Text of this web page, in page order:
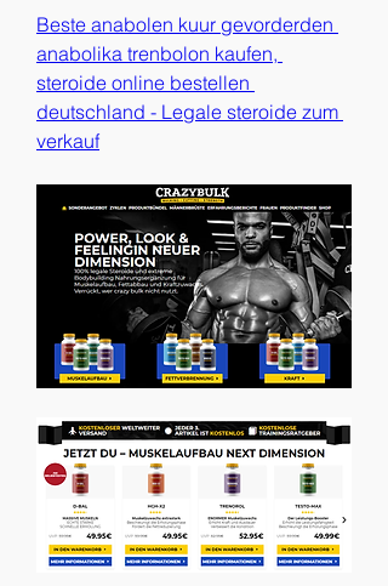
Beste anabolen kuur gevorderden
anabolika trenbolon kaufen,
steroide online bestellen
deutschland - Legale steroide zum
verkauf